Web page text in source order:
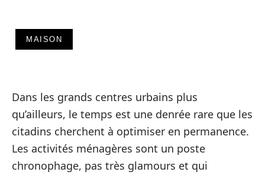
MAISON
Dans les grands centres urbains plus
qu’ailleurs, le temps est une denrée rare que les
citadins cherchent à optimiser en permanence.
Les activités ménagères sont un poste
chronophage, pas très glamours et qui